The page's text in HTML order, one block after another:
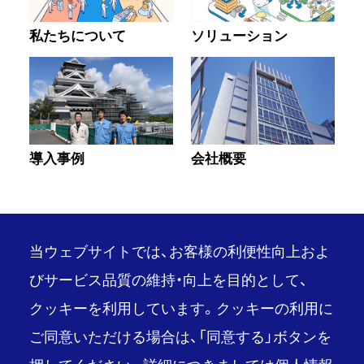
私たちについて ソリューション
導入事例 会社概要
推奨環境 ご利用条件
当ウェブサイトでは、お客様の利便性向上およ
びサービス品質の維持・向上を目的として、
クッキーを利用しています。クッキーの利用に
ご同意いただける場合は、「同意する」ボタンを